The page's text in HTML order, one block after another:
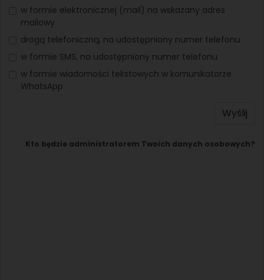
w formie elektronicznej (mail) na wskazany adres
mailowy
drogą telefoniczną, na udostępniony numer telefonu
w formie SMS, na udostępniony numer telefonu
w formie wiadomości tekstowych w komunikatorze
WhatsApp
Wyślij
Kto będzie administratorem Twoich danych osobowych?